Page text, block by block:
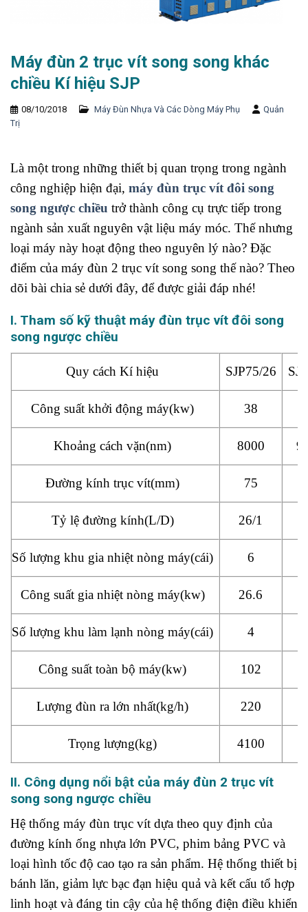
Máy đùn 2 trục vít song song khác
chiều Kí hiệu SJP
08/10/2018 Máy Đùn Nhựa Và Các Dòng Máy Phụ
Quản
Trị
Là một trong những thiết bị quan trọng trong ngành
công nghiệp hiện đại, máy đùn trục vít đôi song
song ngược chiều trở thành công cụ trực tiếp trong
ngành sản xuất nguyên vật liệu máy móc. Thế nhưng
loại máy này hoạt động theo nguyên lý nào? Đặc
điểm của máy đùn 2 trục vít song song thế nào? Theo
dõi bài chia sẻ dưới đây, để được giải đáp nhé!
I. Tham số kỹ thuật máy đùn trục vít đôi song
song ngược chiều
Quy cách Kí hiệu SJP75/26
Công suất khởi động máy(kw) 38
Khoảng cách vặn(nm) 8000
Đường kính trục vít(mm) 75
Tỷ lệ đường kính(L/D) 26/1
Số lượng khu gia nhiệt nòng máy(cái) 6
Công suất gia nhiệt nòng máy(kw) 26.6
Số lượng khu làm lạnh nòng máy(cái) 4
Công suất toàn bộ máy(kw) 102
Lượng đùn ra lớn nhất(kg/h) 220
Trọng lượng(kg) 4100
II. Công dụng nổi bật của máy đùn 2 trục vít
song song ngược chiều
Hệ thống máy đùn trục vít dựa theo quy định của
đường kính ống nhựa lớn PVC, phim bảng PVC và
loại hình tốc độ cao tạo ra sản phẩm. Hệ thống thiết bị
bánh lăn, giảm lực bạc đạn hiệu quả và kết cấu tổ hợp
linh hoạt và đáng tin cậy của hệ thống điện điều khiển